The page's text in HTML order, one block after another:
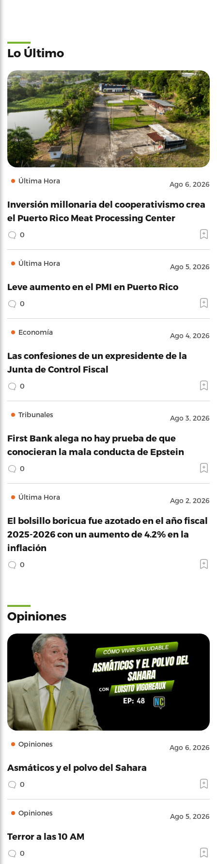
Lo Último
Última Hora Ago 6, 2026
Inversión millonaria del cooperativismo crea
el Puerto Rico Meat Processing Center
0
Última Hora Ago 5, 2026
Leve aumento en el PMI en Puerto Rico
0
Economía Ago 4, 2026
Las confesiones de un expresidente de la
Junta de Control Fiscal
0
Tribunales Ago 3, 2026
First Bank alega no hay prueba de que
conocieran la mala conducta de Epstein
0
Última Hora Ago 2, 2026
El bolsillo boricua fue azotado en el año fiscal
2025-2026 con un aumento de 4.2% en la
inflación
0
Opiniones
Opiniones Ago 6, 2026
Asmáticos y el polvo del Sahara
0
Opiniones Ago 5, 2026
Terror a las 10 AM
0